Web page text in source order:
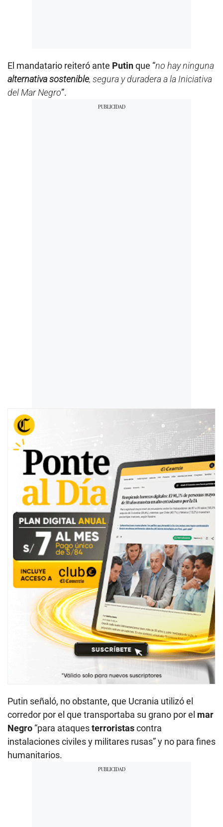
El mandatario reiteró ante Putinque “no hay ninguna
alternativa sostenible, segura y duradera a la Iniciativa
del Mar Negro”.
Putin señaló, no obstante, que Ucrania utilizó el
corredor por el que transportaba su grano por el mar
Negro “para ataquesterroristascontra
instalaciones civiles y militares rusas” y no para fines
humanitarios.